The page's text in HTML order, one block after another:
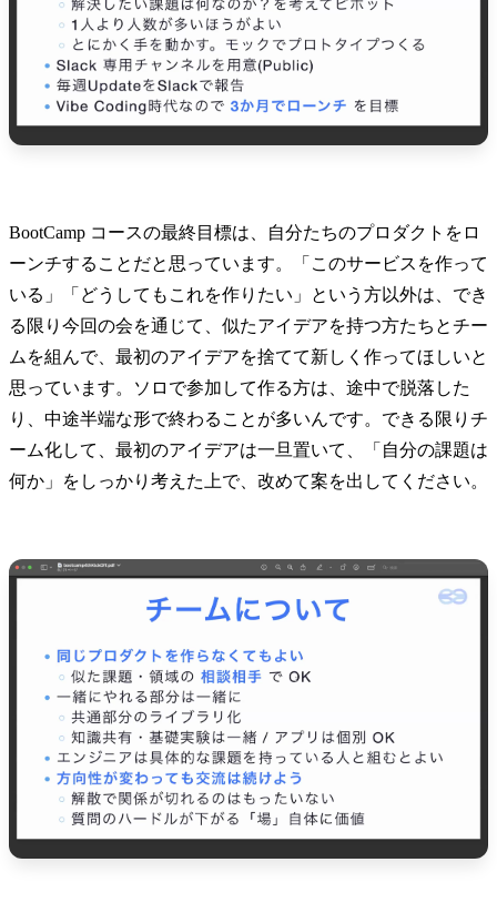
BootCamp コースの最終目標は、自分たちのプロダクトをロ
ーンチすることだと思っています。「このサービスを作って
いる」「どうしてもこれを作りたい」という方以外は、でき
る限り今回の会を通じて、似たアイデアを持つ方たちとチー
ムを組んで、最初のアイデアを捨てて新しく作ってほしいと
思っています。ソロで参加して作る方は、途中で脱落した
り、中途半端な形で終わることが多いんです。できる限りチ
ーム化して、最初のアイデアは一旦置いて、「自分の課題は
何か」をしっかり考えた上で、改めて案を出してください。